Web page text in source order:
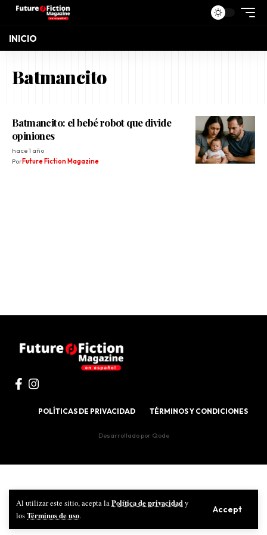
Al utilizar este sitio, acepta laPolítica de privacidady
losTérminos de uso.
Accept
INICIO
Batmancito
Batmancito: el bebé robot que divide
opiniones
hace 1 año
PorFuture Fiction Magazine
POLÍTICAS DE PRIVACIDAD TÉRMINOS Y CONDICIONES
Desarrollado por Qode